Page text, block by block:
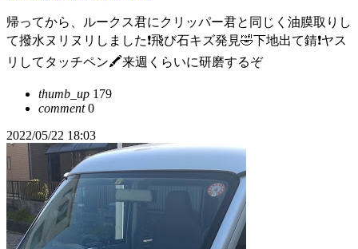
帰ってから、ルークス君にクリッパー君と同じく油膜取りし
て撥水ヌリヌリしました❗飛び石キズ発見🤣下地出て錆❗ヤス
リしてタッチペン🖍️来週くらいに研磨するぞ
thumb_up 179
comment0
2022/05/22 18:03